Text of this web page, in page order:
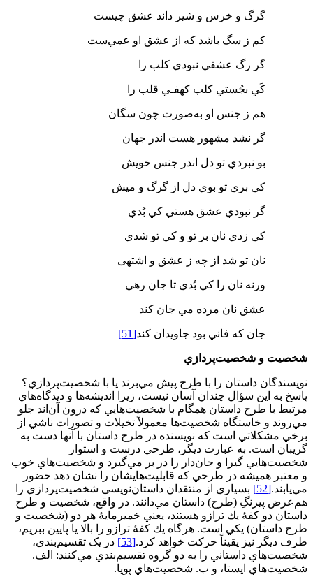
گرگ و خرس و شير داند عشق چيست
كم ز سگ باشد كه از عشق او عمي‌ست
گر رگ عشقي نبودي كلب را
كَي بجُستي كلب كهفـي قلب را
هم ز جنس او به‌صورت چون سگان
گر نشد مشهور هست اندر جهان
بو نبردي تو دل اندر جنس خويش
كي بري تو بوي دل از گرگ و ميش
گر نبودي عشق هستي كي بُدي
كي زدي نان بر تو و کي تو شدي
نان تو شد از چه ز عشق و اشتهی
ورنه نان را كي بُدي تا جان رهي
عشق نان مرده مي جان كند
جان كه فاني بود جاويدان كند[51]
شخصيت و شخصيت‌پردازي
نويسندگان داستان را با طرح پيش مي‌برند يا با شخصيت‌پردازي؟
پاسخ به اين سؤال چندان آسان نيست، زيرا انديشه‌ها و ديدگاه‌هاي
مرتبط با طرح داستان همگام با شخصيت‌هايي كه درون آن‌اند جلو
مي‌روند و خاستگاه شخصيت‌ها معمولاً تخيلات و تصورات ناشي از
برخي مشكلاتي است كه نويسنده در طرح داستان با آنها دست به
گريبان است. به عبارت ديگر، طرحي درست و استوار
شخصيت‌هايي گيرا و جان‌دار را در بر مي‌گيرد و شخصيت‌هاي خوب
و معتبر هميشه در طرحي كه قابليت‌هايشان را نشان دهد حضور
مي‌يابند.[52]
بسياري از منتقدان داستان‌نويسی شخصيت‌پردازي را
هم‌عرض پيرنگِ (طرح) داستان مي‌دانند. در واقع، شخصيت و طرح
داستان دو كفۀ يك ترازو هستند، يعني خميرمايۀ هر دو (شخصيت و
طرح داستان) يكي است. هرگاه يك كفۀ ترازو را بالا يا پايين ببريم،
طرف ديگر نيز یقیناً حركت خواهد كرد.[53]
در یک تقسیم‌بندی،
شخصيت‌هاي داستاني را به دو گروه تقسيم‌بندي مي‌كنند: الف.
شخصيت‌هاي ايستا، و ب. شخصيت‌هاي پويا.